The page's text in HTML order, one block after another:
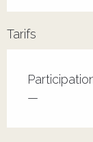
Tarifs
Tarifs 2026
—